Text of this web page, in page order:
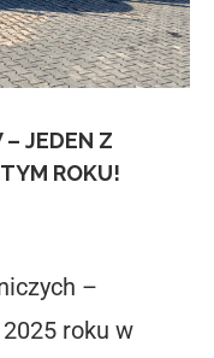
– JEDEN Z
ROKU!
–
roku w